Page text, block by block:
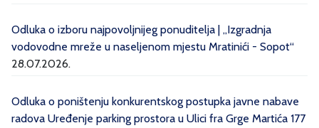
Odluka o izboru najpovoljnijeg ponuditelja | „Izgradnja
vodovodne mreže u naseljenom mjestu Mratinići - Sopot“
28.07.2026.
Odluka o poništenju konkurentskog postupka javne nabave
radova Uređenje parking prostora u Ulici fra Grge Martića 177